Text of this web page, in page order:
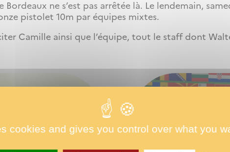
Bordeaux ne s’est pas arrêtée là. Le lendemain,
pistolet 10m par équipes mixtes.
Camille ainsi que l’équipe, tout le staff dont
cookies and gives you control over what you